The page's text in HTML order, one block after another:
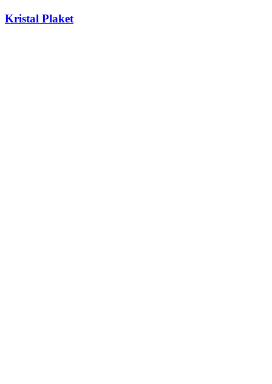
Kristal Plaket